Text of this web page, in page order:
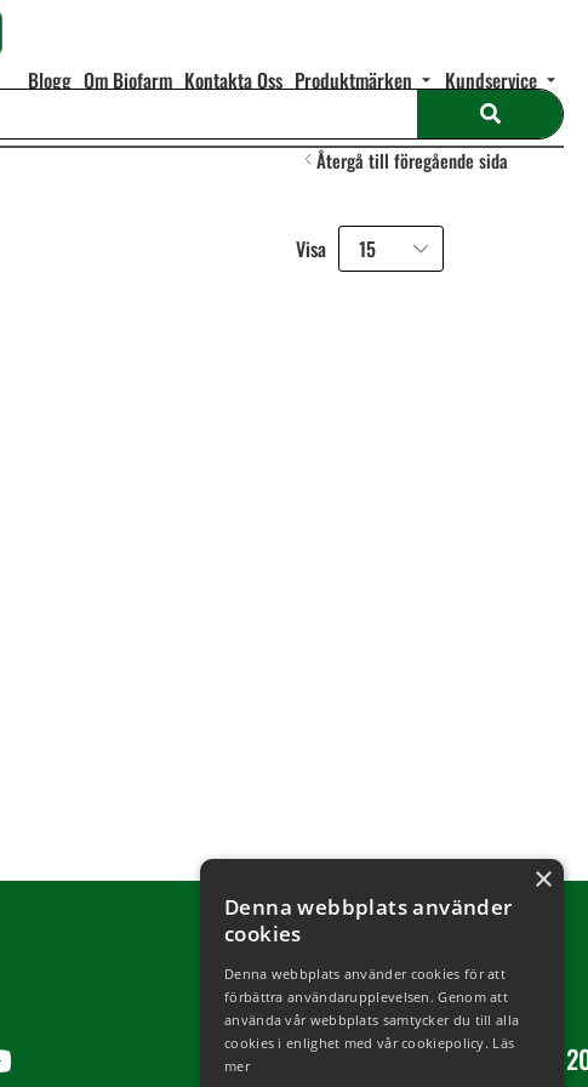
Blogg Om Biofarm Kontakta Oss Produktmärken Kundservice
Återgå till föregående sida
Visa
Copyright ©
×
Denna webbplats använder
cookies
Denna webbplats använder cookies för att
förbättra användarupplevelsen. Genom att
använda vår webbplats samtycker du till alla
cookies i enlighet med vår cookiepolicy. Läs
mer